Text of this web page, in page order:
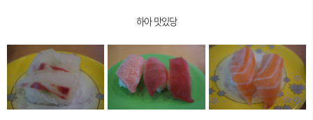
하아 맛있당